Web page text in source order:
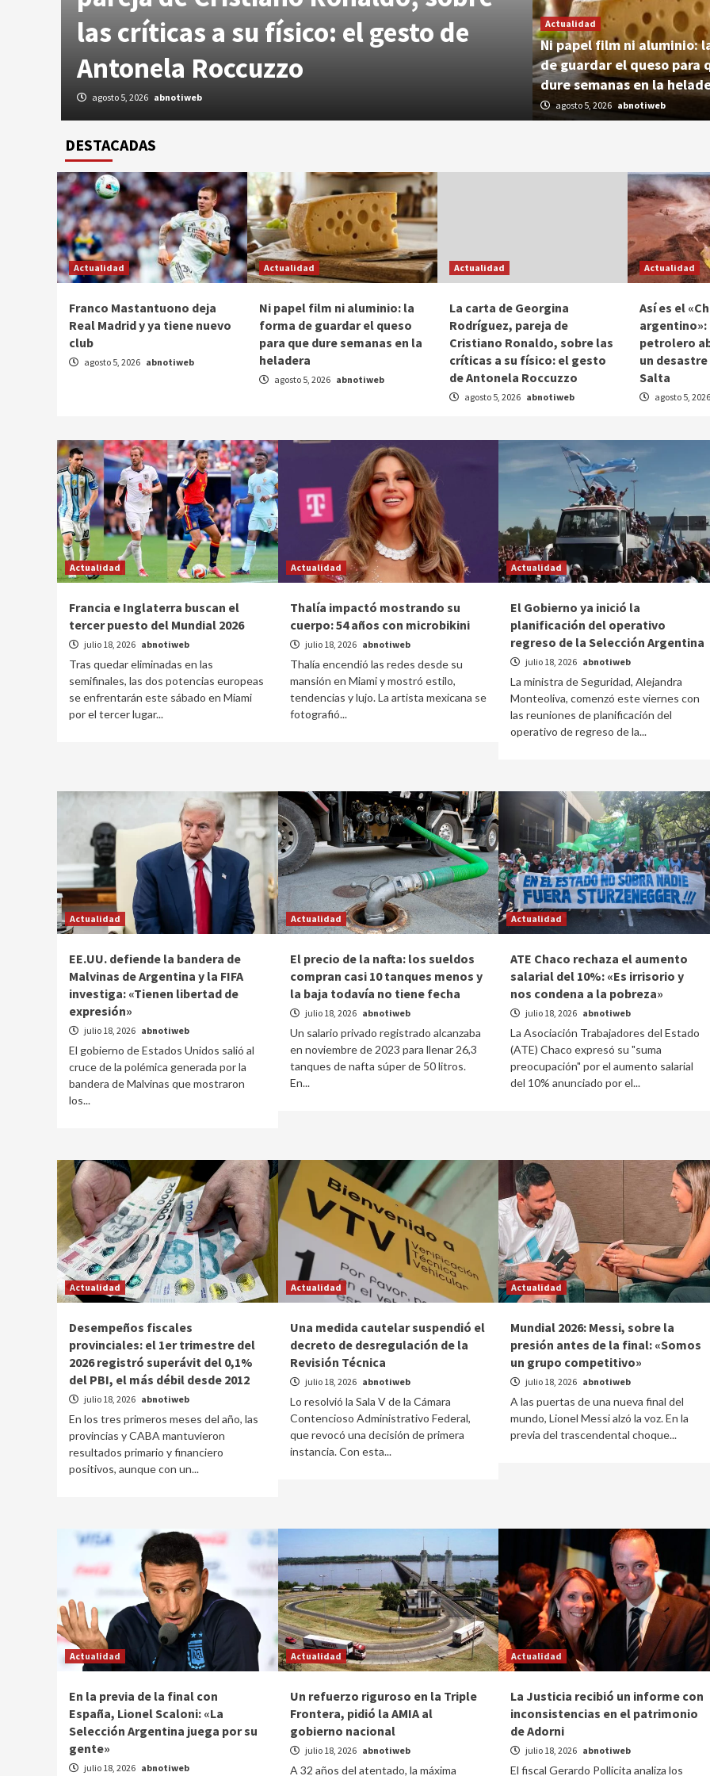
las críticas a su físico: el gesto de
Antonela Roccuzzo
agosto 5, 2026 abnotiweb
pozo
desastre
abnotiweb
Actualidad
Ni papel film ni aluminio:
de guardar el queso para
dure semanas en la
agosto 5, 2026 abnotiweb
DESTACADAS
Actualidad
Franco Mastantuono deja
Real Madrid y ya tiene nuevo
club
agosto 5, 2026 abnotiweb
Actualidad
Ni papel film ni aluminio: la
forma de guardar el queso
para que dure semanas en la
heladera
agosto 5, 2026 abnotiweb
Actualidad
La carta de Georgina
Rodríguez, pareja de
Cristiano Ronaldo, sobre las
críticas a su físico: el gesto
de Antonela Roccuzzo
agosto 5, 2026 abnotiweb
Actualidad
Así es el
argentino»:
petrolero
un
Salta
agosto 5, 2026
Actualidad
Francia e Inglaterra buscan el
tercer puesto del Mundial 2026
julio 18, 2026 abnotiweb
Tras quedar eliminadas en las
semifinales, las dos potencias europeas
se enfrentarán este sábado en Miami
por el tercer lugar...
Actualidad
Thalía impactó mostrando su
cuerpo: 54 años con microbikini
julio 18, 2026 abnotiweb
Thalía encendió las redes desde su
mansión en Miami y mostró estilo,
tendencias y lujo. La artista mexicana se
fotografió...
Actualidad
El Gobierno ya inició la
planificación del operativo
regreso de la Selección Argentina
julio 18, 2026 abnotiweb
La ministra de Seguridad, Alejandra
Monteoliva, comenzó este viernes con
las reuniones de planificación del
operativo de regreso de la...
Actualidad
EE.UU. defiende la bandera de
Malvinas de Argentina y la FIFA
investiga: «Tienen libertad de
expresión»
julio 18, 2026 abnotiweb
El gobierno de Estados Unidos salió al
cruce de la polémica generada por la
bandera de Malvinas que mostraron
los...
Actualidad
El precio de la nafta: los sueldos
compran casi 10 tanques menos y
la baja todavía no tiene fecha
julio 18, 2026 abnotiweb
Un salario privado registrado alcanzaba
en noviembre de 2023 para llenar 26,3
tanques de nafta súper de 50 litros.
En...
Actualidad
ATE Chaco rechaza el aumento
salarial del 10%: «Es irrisorio y
nos condena a la pobreza»
julio 18, 2026 abnotiweb
La Asociación Trabajadores del Estado
(ATE) Chaco expresó su "suma
preocupación" por el aumento salarial
del 10% anunciado por el...
Actualidad
Desempeños fiscales
provinciales: el 1er trimestre del
2026 registró superávit del 0,1%
del PBI, el más débil desde 2012
julio 18, 2026 abnotiweb
En los tres primeros meses del año, las
provincias y CABA mantuvieron
resultados primario y financiero
positivos, aunque con un...
Actualidad
Una medida cautelar suspendió el
decreto de desregulación de la
Revisión Técnica
julio 18, 2026 abnotiweb
Lo resolvió la Sala V de la Cámara
Contencioso Administrativo Federal,
que revocó una decisión de primera
instancia. Con esta...
Actualidad
Mundial 2026: Messi, sobre la
presión antes de la final: «Somos
un grupo competitivo»
julio 18, 2026 abnotiweb
A las puertas de una nueva final del
mundo, Lionel Messi alzó la voz. En la
previa del trascendental choque...
Actualidad
En la previa de la final con
España, Lionel Scaloni: «La
Selección Argentina juega por su
gente»
julio 18, 2026 abnotiweb
Actualidad
Un refuerzo riguroso en la Triple
Frontera, pidió la AMIA al
gobierno nacional
julio 18, 2026 abnotiweb
A 32 años del atentado, la máxima
Actualidad
La Justicia recibió un informe con
inconsistencias en el patrimonio
de Adorni
julio 18, 2026 abnotiweb
El fiscal Gerardo Pollicita analiza los